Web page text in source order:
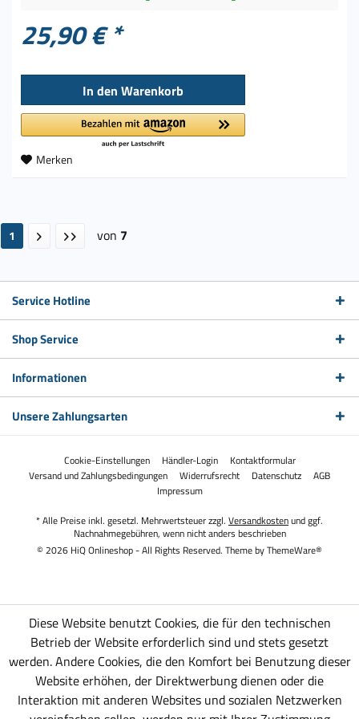
25,90 € *
In den Warenkorb
Merken
1 von 7
Service Hotline
Shop Service
Informationen
Unsere Zahlungsarten
Cookie-Einstellungen Händler-Login
Kontaktformular
Versand und Zahlungsbedingungen
Widerrufsrecht Datenschutz
AGB
Impressum
* Alle Preise inkl. gesetzl. Mehrwertsteuer zzgl. Versandkostenund ggf.
Nachnahmegebühren, wenn nicht anders beschrieben
© 2026 HiQ Onlineshop - All Rights Reserved. Theme byThemeWare®
Diese Website benutzt Cookies, die für den technischen
Betrieb der Website erforderlich sind und stets gesetzt
werden. Andere Cookies, die den Komfort bei Benutzung dieser
Website erhöhen, der Direktwerbung dienen oder die
Interaktion mit anderen Websites und sozialen Netzwerken